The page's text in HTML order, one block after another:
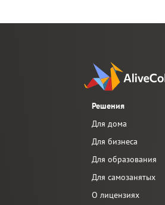
Решения
Для дома
Для бизнеса
Для образования
Для самозанятых
О лицензиях